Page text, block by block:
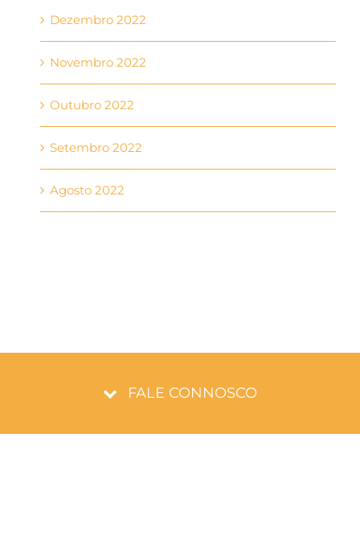
Dezembro 2022
Novembro 2022
Outubro 2022
Setembro 2022
Agosto 2022
FALE CONNOSCO